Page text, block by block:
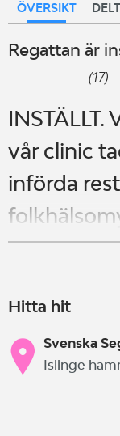
ÖVERSIKT
(17)
vår clinic
införda
er som
hoppas
igen och
datum
Hitta hit
Svenska
Islinge